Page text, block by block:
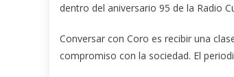
dentro del aniversario 95 de la Radio
Conversar con Coro es recibir una
compromiso con la sociedad. El